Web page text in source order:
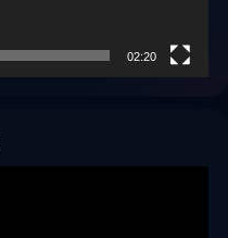
02:20